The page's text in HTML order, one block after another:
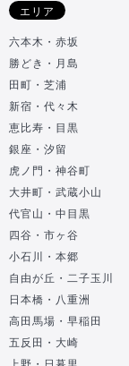
エリア
六本木・赤坂
勝どき・月島
田町・芝浦
新宿・代々木
恵比寿・目黒
銀座・汐留
虎ノ門・神谷町
大井町・武蔵小山
代官山・中目黒
四谷・市ヶ谷
小石川・本郷
自由が丘・二子玉川
日本橋・八重洲
高田馬場・早稲田
五反田・大崎
上野・日暮里